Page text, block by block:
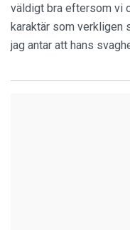
väldigt bra eftersom vi
karaktär som verkligen
jag antar att hans